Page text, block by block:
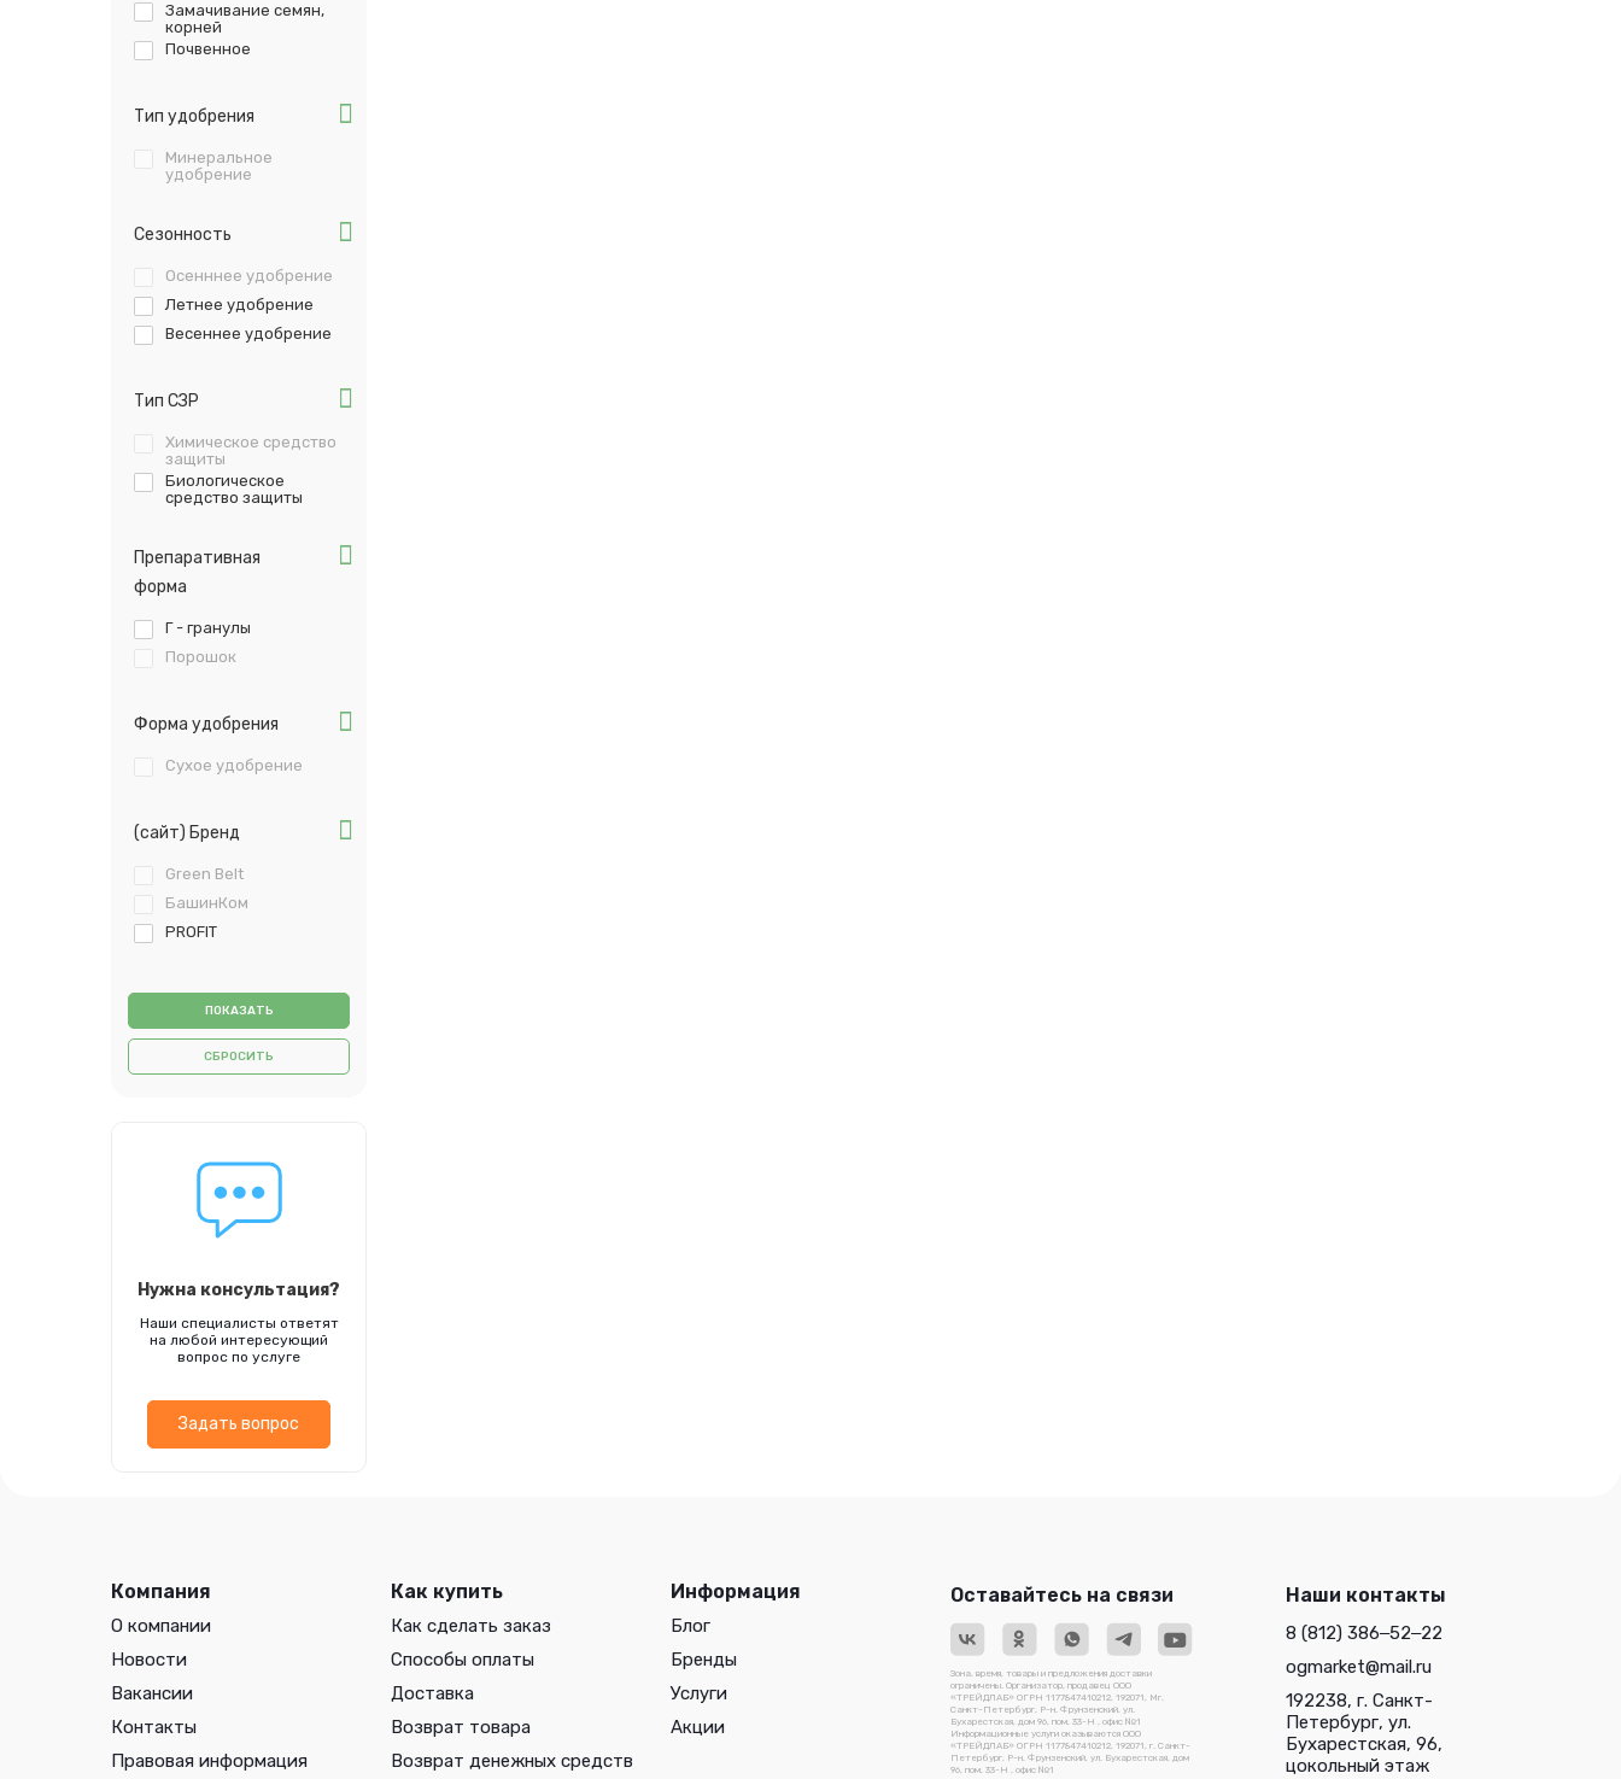
Замачивание семян,
корней
Почвенное
Тип удобрения
Минеральное
удобрение
Сезонность
Осенннее удобрение
Летнее удобрение
Весеннее удобрение
Тип СЗР
Химическое средство
защиты
Биологическое
средство защиты
Препаративная
форма
Г - гранулы
Порошок
Форма удобрения
Сухое удобрение
(сайт) Бренд
Green Belt
БашинКом
PROFIT
СБРОСИТЬ
Нужна консультация?
Наши специалисты ответят
на любой интересующий
вопрос по услуге
Задать вопрос
Компания
О компании
Новости
Вакансии
Контакты
Правовая информация
Как купить
Как сделать заказ
Способы оплаты
Доставка
Возврат товара
Возврат денежных средств
Информация
Блог
Бренды
Услуги
Акции
Оставайтесь на связи
Зона, время, товары и предложения доставки
ограничены. Организатор, продавец ООО
«ТРЕЙДЛАБ» ОГРН 1177847410212, 192071, Мг.
Санкт-Петербург, Р-н. Фрунзенский, ул.
Бухарестская, дом 96, пом. 33-Н , офис №1
Информационные услуги оказываются ООО
«ТРЕЙДЛАБ» ОГРН 1177847410212, 192071, г. Санкт-
Петербург, Р-н. Фрунзенский, ул. Бухарестская, дом
96, пом. 33-Н , офис №1
Наши контакты
8 (812) 386‒52‒22
ogmarket@mail.ru
192238, г. Санкт-
Петербург, ул.
Бухарестская, 96,
цокольный этаж